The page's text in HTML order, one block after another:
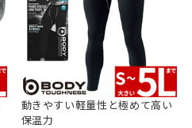
動きやすい軽量性と極めて高い
保温力